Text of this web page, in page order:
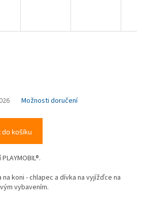
Možnosti doručení
do košíku
koni - chlapec a dívka na vyjížďce na
vybavením.